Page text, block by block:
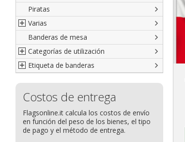
Francesas
Británicas
Italianas
Americanas
Resto del Mundo
Piratas
Varias
Banderas diplomáticas
Organizaciones internacionales
Publicitarias
Banderas de mesa
Categorías de utilización
Banderas publicitarias
banderas para barcos
banderas para eventos
banderas para bicicletas
Etiqueta de banderas
Glosario de banderas
Come disporre le bandiere
Dimensiones de las banderas
Costos de entrega
Flagsonline.it calcula los costos de envío
en función del peso de los bienes, el tipo
de pago y el método de entrega.